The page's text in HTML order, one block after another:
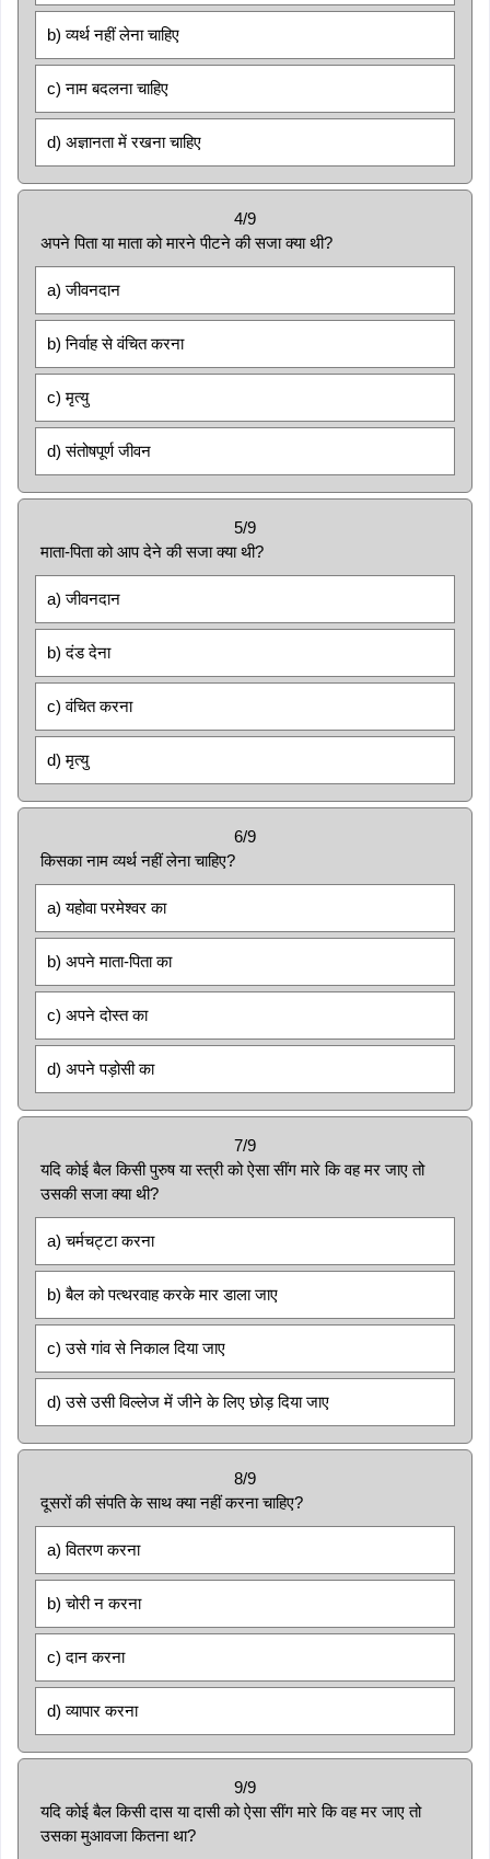
b) व्यर्थ नहीं लेना चाहिए
c) नाम बदलना चाहिए
d) अज्ञानता में रखना चाहिए
4/9
अपने पिता या माता को मारने पीटने की सजा क्या थी?
a) जीवनदान
b) निर्वाह से वंचित करना
c) मृत्यु
d) संतोषपूर्ण जीवन
5/9
माता-पिता को आप देने की सजा क्या थी?
a) जीवनदान
b) दंड देना
c) वंचित करना
d) मृत्यु
6/9
किसका नाम व्यर्थ नहीं लेना चाहिए?
a) यहोवा परमेश्वर का
b) अपने माता-पिता का
c) अपने दोस्त का
d) अपने पड़ोसी का
7/9
यदि कोई बैल किसी पुरुष या स्त्री को ऐसा सींग मारे कि वह मर जाए तो
उसकी सजा क्या थी?
a) चर्मचट्टा करना
b) बैल को पत्थरवाह करके मार डाला जाए
c) उसे गांव से निकाल दिया जाए
d) उसे उसी विल्लेज में जीने के लिए छोड़ दिया जाए
8/9
दूसरों की संपति के साथ क्या नहीं करना चाहिए?
a) वितरण करना
b) चोरी न करना
c) दान करना
d) व्यापार करना
9/9
यदि कोई बैल किसी दास या दासी को ऐसा सींग मारे कि वह मर जाए तो
उसका मुआवजा कितना था?